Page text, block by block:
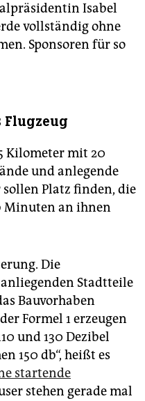
Isabel
vollständig ohne
Sponsoren für so
Flugzeug
Kilometer mit 20
und anlegende
sollen Platz finden, die
Minuten an ihnen
Die
Stadtteile
Bauvorhaben
Formel 1 erzeugen
und 130 Dezibel
150 db“, heißt es
startende
stehen gerade mal